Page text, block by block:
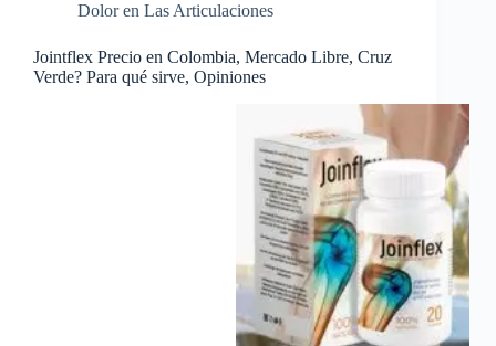
Dolor en Las Articulaciones
Jointflex Precio en Colombia, Mercado Libre, Cruz
Verde? Para qué sirve, Opiniones